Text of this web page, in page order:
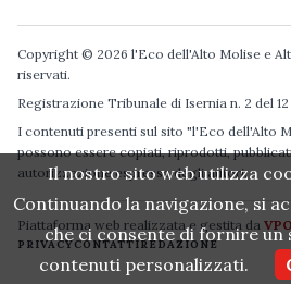
Copyright © 2026 l'Eco dell'Alto Molise e
riservati.
Registrazione Tribunale di Isernia n. 2 del 12
I contenuti presenti sul sito "l'Eco dell'Alto
possono essere copiati, riprodotti,
autorizzazione espressa degli autori.
Piattaforma web realizzata e gestita da
PRIVACYCONTATTIREDAZIONE
Il nostro sito web utilizza
Continuando la navigazione, si
che ci consente di fornire un
contenuti personalizzati.